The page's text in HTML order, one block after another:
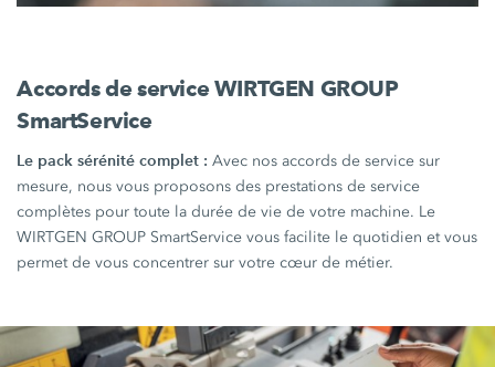
Accords de service WIRTGEN GROUP
SmartService
Le pack sérénité complet :Avec nos accords de service sur
mesure, nous vous proposons des prestations de service
complètes pour toute la durée de vie de votre machine. Le
WIRTGEN GROUP SmartService vous facilite le quotidien et vous
permet de vous concentrer sur votre cœur de métier.